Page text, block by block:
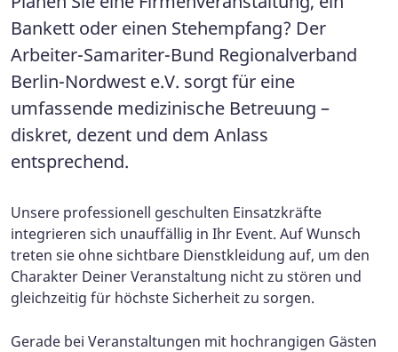
Bankett oder einen Stehempfang? Der
Arbeiter-Samariter-Bund Regionalverband
Berlin-Nordwest e.V. sorgt für eine
umfassende medizinische Betreuung –
diskret, dezent und dem Anlass
entsprechend.
Unsere professionell geschulten Einsatzkräfte
integrieren sich unauffällig in Ihr Event. Auf Wunsch
treten sie ohne sichtbare Dienstkleidung auf, um den
Charakter Deiner Veranstaltung nicht zu stören und
gleichzeitig für höchste Sicherheit zu sorgen.
Gerade bei Veranstaltungen mit hochrangigen Gästen